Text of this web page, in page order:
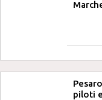
piloti